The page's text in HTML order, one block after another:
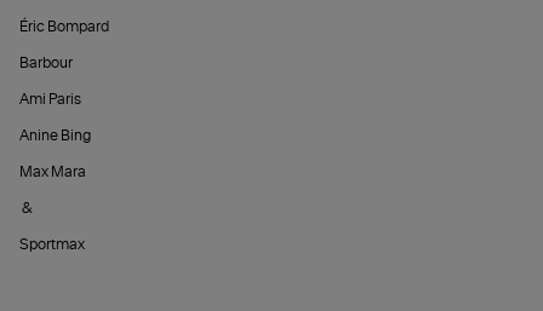
Éric Bompard
Barbour
Ami Paris
Anine Bing
Max Mara
&
Sportmax